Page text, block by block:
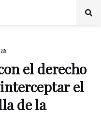
el derecho
el
de la